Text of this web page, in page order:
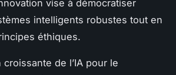
vise à démocratiser
intelligents robustes tout en
éthiques.
croissante de l’IA pour le